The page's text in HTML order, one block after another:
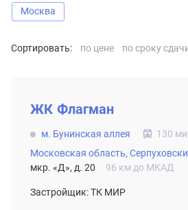
Москва
Сортировать: по цене по сроку
ВТОРИЧНЫЙ РЫНОК
ЖК Флагман
м. Бунинская аллея
130
Московская область,
мкр. «Д», д. 20
96 км до МКАД
Застройщик: ТК МИР